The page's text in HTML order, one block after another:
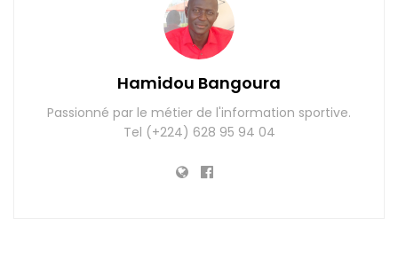
Hamidou Bangoura
Passionné par le métier de l'information sportive.
Tel (+224) 628 95 94 04